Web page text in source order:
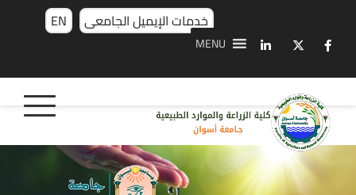
EN خدمات الإيميل الجامعى
MENU